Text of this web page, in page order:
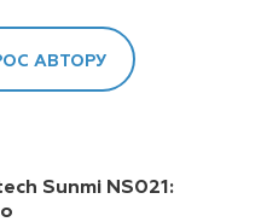
АВТОРУ
Sunmi NS021: